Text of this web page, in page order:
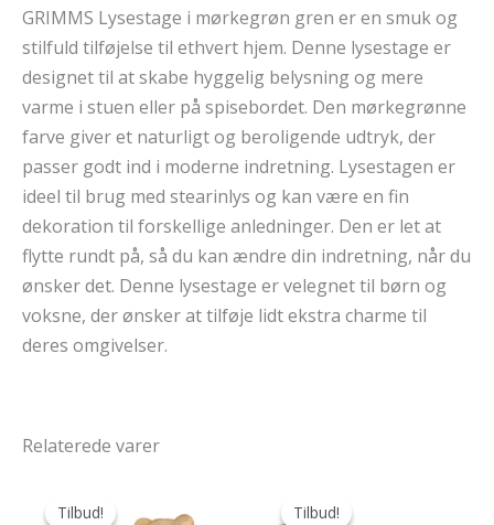
GRIMMS Lysestage i mørkegrøn gren er en smuk og
stilfuld tilføjelse til ethvert hjem. Denne lysestage er
designet til at skabe hyggelig belysning og mere
varme i stuen eller på spisebordet. Den mørkegrønne
farve giver et naturligt og beroligende udtryk, der
passer godt ind i moderne indretning. Lysestagen er
ideel til brug med stearinlys og kan være en fin
dekoration til forskellige anledninger. Den er let at
flytte rundt på, så du kan ændre din indretning, når du
ønsker det. Denne lysestage er velegnet til børn og
voksne, der ønsker at tilføje lidt ekstra charme til
deres omgivelser.
Relaterede varer
Tilbud!
Tilbud! Tilbud!
Tilbud!